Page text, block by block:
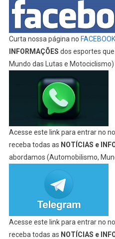
Curta nossa página no FACEBOOK
INFORMAÇÕES dos esportes
Mundo das Lutas e Motociclismo)
Acesse este link para entrar no
receba todas as NOTÍCIAS e
abordamos (Automobilismo,
Acesse este link para entrar no
receba todas as NOTÍCIAS e